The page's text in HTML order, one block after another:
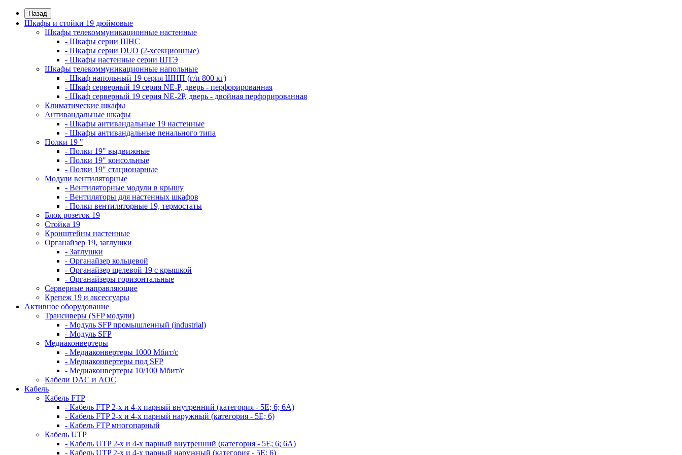
Назад
Шкафы и стойки 19 дюймовые
Шкафы телекоммуникационные настенные
- Шкафы серии ШНС
- Шкафы серии DUO (2-хсекционные)
- Шкафы настенные серии ШТЭ
Шкафы телекоммуникационные напольные
- Шкаф напольный 19 серия ШНП (г/п 800 кг)
- Шкаф серверный 19 серия NE-P, дверь - перфорированная
- Шкаф серверный 19 серия NE-2P, дверь - двойная перфорированная
Климатические шкафы
Антивандальные шкафы
- Шкафы антивандальные 19 настенные
- Шкафы антивандальные пенального типа
Полки 19 "
- Полки 19" выдвижные
- Полки 19" консольные
- Полки 19" стационарные
Модули вентиляторные
- Вентиляторные модули в крышу
- Вентиляторы для настенных шкафов
- Полки вентиляторные 19, термостаты
Блок розеток 19
Стойка 19
Кронштейны настенные
Органайзер 19, заглушки
- Заглушки
- Органайзер кольцевой
- Органайзер щелевой 19 с крышкой
- Органайзеры горизонтальные
Серверные направляющие
Крепеж 19 и аксессуары
Активное оборудование
Трансиверы (SFP модули)
- Модуль SFP промышленный (industrial)
- Модуль SFP
Медиаконвертеры
- Медиаконвертеры 1000 Мбит/с
- Медиаконвертеры под SFP
- Медиаконвертеры 10/100 Мбит/с
Кабели DAC и AOC
Кабель
Кабель FTP
- Кабель FTP 2-х и 4-х парный внутренний (категория - 5Е; 6; 6А)
- Кабель FTP 2-х и 4-х парный наружный (категория - 5Е; 6)
- Кабель FTP многопарный
Кабель UTP
- Кабель UTP 2-х и 4-х парный внутренний (категория - 5Е; 6; 6А)
- Кабель UTP 2-х и 4-х парный наружный (категория - 5Е; 6)